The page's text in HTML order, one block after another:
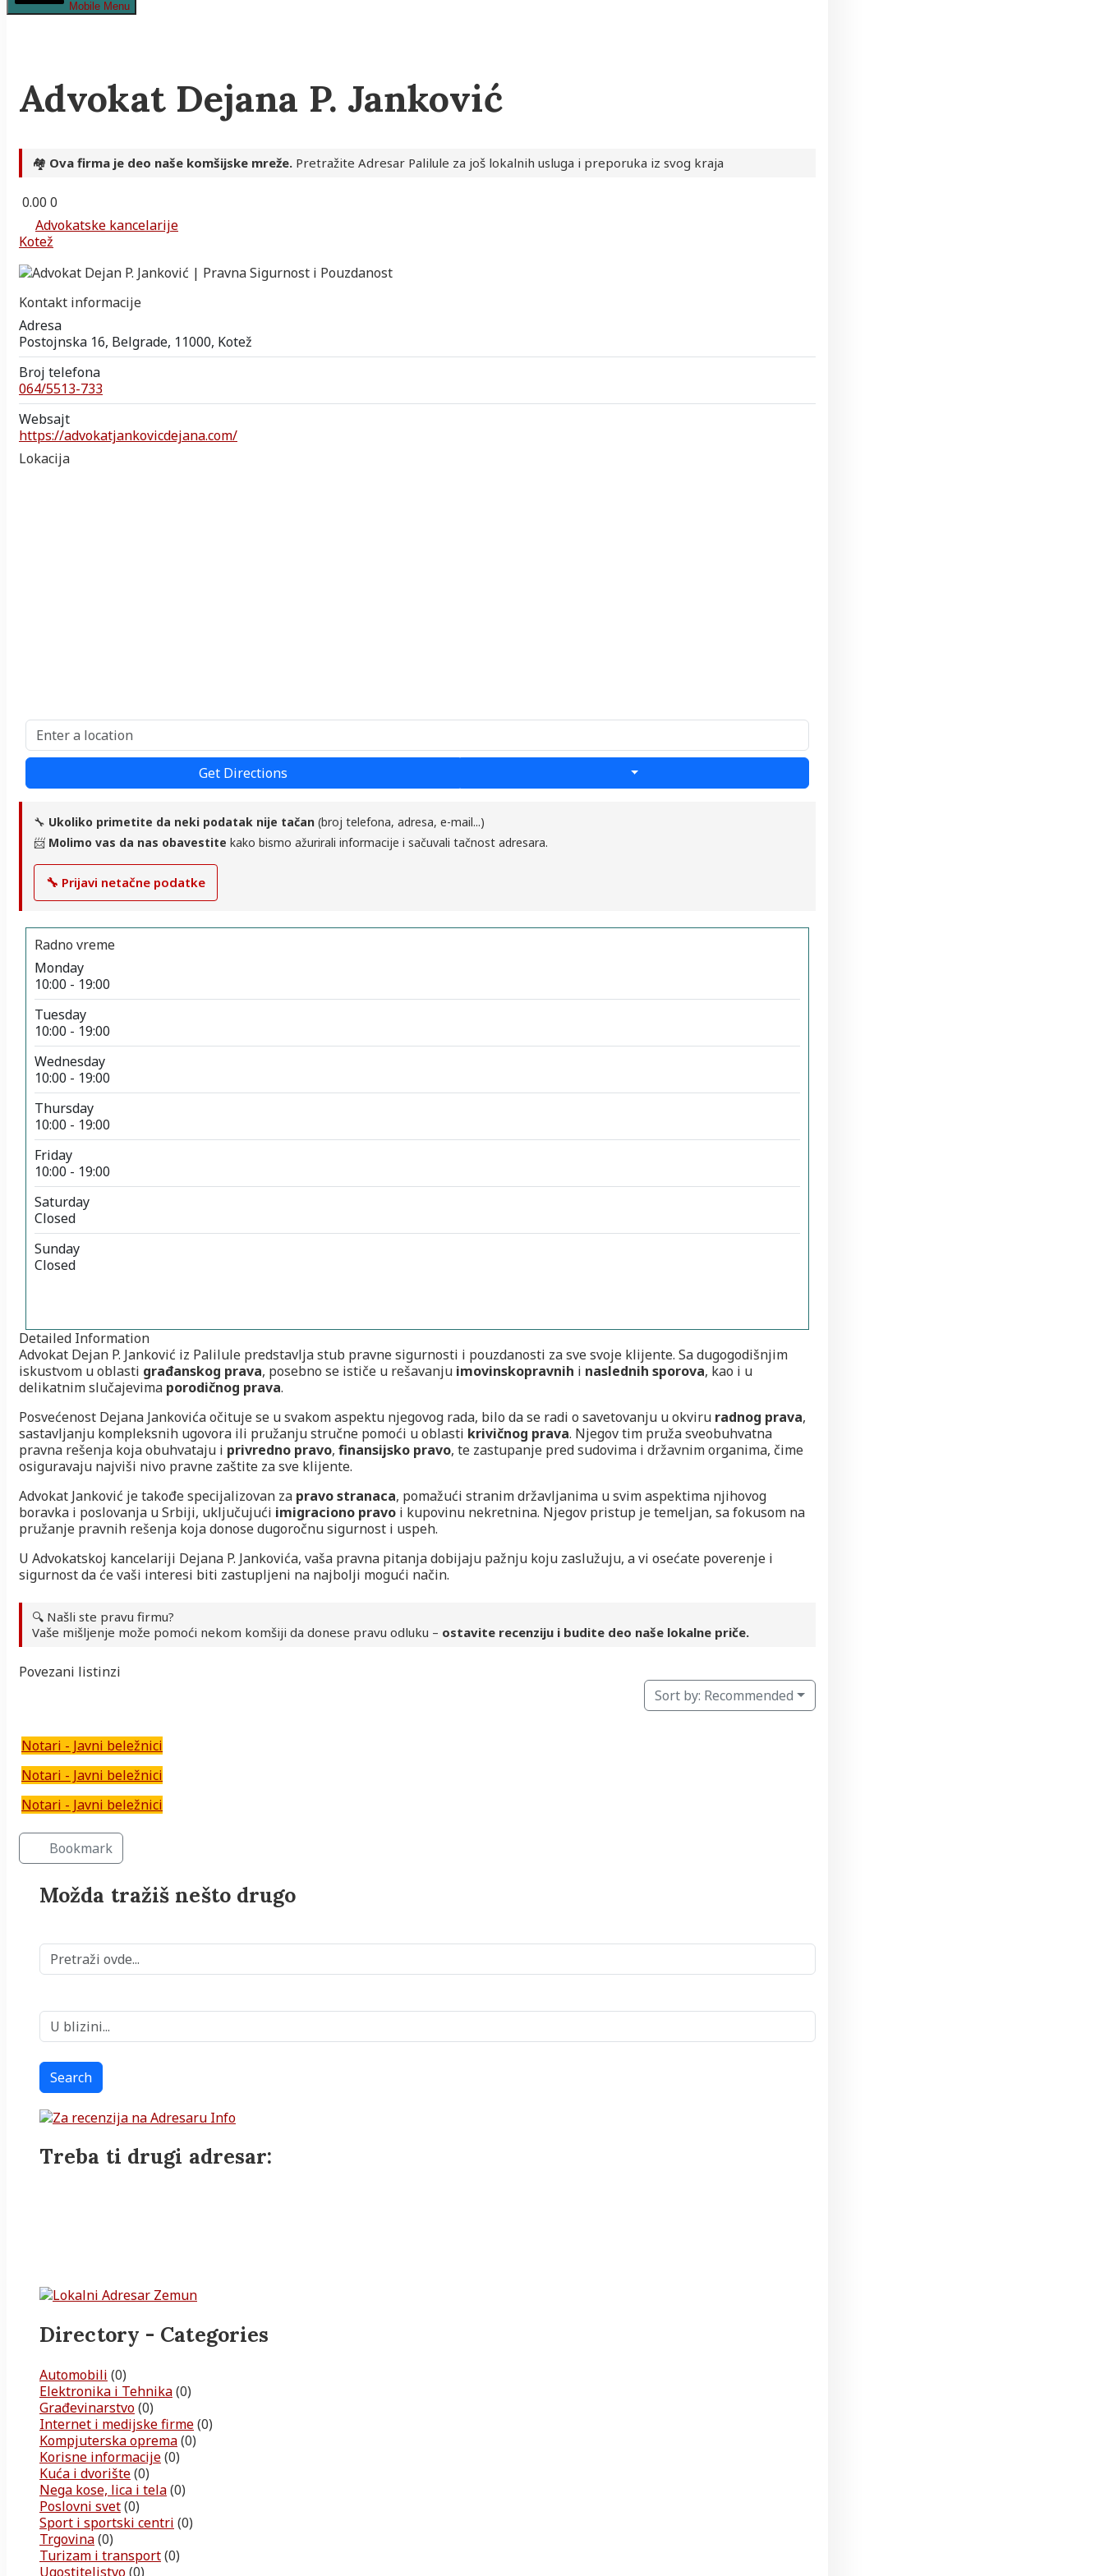
Mobile Menu
Advokat Dejana P. Janković
🏘️ Ova firma je deo naše komšijske mreže. Pretražite Adresar Palilule za još lokalnih usluga i preporuka iz svog kraja
0.00 0
Advokatske kancelarije
Kotež
Kontakt informacije
Adresa
Postojnska 16, Belgrade, 11000, Kotež
Broj telefona
064/5513-733
Websajt
https://advokatjankovicdejana.com/
Lokacija
Get Directions
🔧 Ukoliko primetite da neki podatak nije tačan (broj telefona, adresa, e-mail...)
📨 Molimo vas da nas obavestite kako bismo ažurirali informacije i sačuvali tačnost adresara.
🔧 Prijavi netačne podatke
Radno vreme
Monday
10:00 - 19:00
Tuesday
10:00 - 19:00
Wednesday
10:00 - 19:00
Thursday
10:00 - 19:00
Friday
10:00 - 19:00
Saturday
Closed
Sunday
Closed
Detailed Information
Advokat Dejan P. Janković iz Palilule predstavlja stub pravne sigurnosti i pouzdanosti za sve svoje klijente. Sa dugogodišnjim
iskustvom u oblasti građanskog prava, posebno se ističe u rešavanju imovinskopravnih i naslednih sporova, kao i u
delikatnim slučajevima porodičnog prava.
Posvećenost Dejana Jankovića očituje se u svakom aspektu njegovog rada, bilo da se radi o savetovanju u okviru radnog prava,
sastavljanju kompleksnih ugovora ili pružanju stručne pomoći u oblasti krivičnog prava. Njegov tim pruža sveobuhvatna
pravna rešenja koja obuhvataju i privredno pravo, finansijsko pravo, te zastupanje pred sudovima i državnim organima, čime
osiguravaju najviši nivo pravne zaštite za sve klijente.
Advokat Janković je takođe specijalizovan za pravo stranaca, pomažući stranim državljanima u svim aspektima njihovog
boravka i poslovanja u Srbiji, uključujući imigraciono pravo i kupovinu nekretnina. Njegov pristup je temeljan, sa fokusom na
pružanje pravnih rešenja koja donose dugoročnu sigurnost i uspeh.
U Advokatskoj kancelariji Dejana P. Jankovića, vaša pravna pitanja dobijaju pažnju koju zaslužuju, a vi osećate poverenje i
sigurnost da će vaši interesi biti zastupljeni na najbolji mogući način.
🔍 Našli ste pravu firmu?
Vaše mišljenje može pomoći nekom komšiji da donese pravu odluku – ostavite recenziju i budite deo naše lokalne priče.
Povezani listinzi
Sort by: Recommended
Notari - Javni beležnici
Notari - Javni beležnici
Notari - Javni beležnici
Bookmark
Možda tražiš nešto drugo
Search
Treba ti drugi adresar:
Directory - Categories
Automobili (0)
Elektronika i Tehnika(0)
Građevinarstvo(0)
Internet i medijske firme(0)
Kompjuterska oprema(0)
Korisne informacije(0)
Kuća i dvorište(0)
Nega kose, lica i tela(0)
Poslovni svet(0)
Sport i sportski centri (0)
Trgovina(0)
Turizam i transport(0)
Ugostiteljstvo(0)